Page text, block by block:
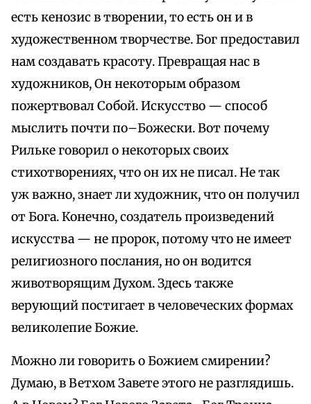
есть кенозис в творении, то есть он и в
художественном творчестве. Бог предоставил
нам создавать красоту. Превращая нас в
художников, Он некоторым образом
пожертвовал Собой. Искусство — способ
мыслить почти по–Божески. Вот почему
Рильке говорил о некоторых своих
стихотворениях, что он их не писал. Не так
уж важно, знает ли художник, что он получил
от Бога. Конечно, создатель произведений
искусства — не пророк, потому что не имеет
религиозного послания, но он водится
животворящим Духом. Здесь также
верующий постигает в человеческих формах
великолепие Божие.
Можно ли говорить о Божием смирении?
Думаю, в Ветхом Завете этого не разглядишь.